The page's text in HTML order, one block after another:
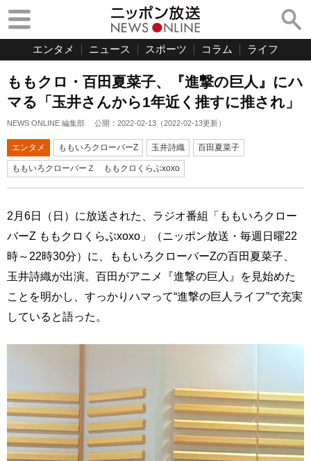
エンタメ ニュース スポーツ コラム ライフ
ももクロ・百田夏菜子、『進撃の巨人』にハ
マる「玉井さんから1年近く推すに推され」
NEWS ONLINE 編集部 公開： 2022-02-13 （2022-02-13更新）
エンタメ ももいろクローバーZ 玉井詩織 百田夏菜子
ももいろクローバーＺ ももクロくらぶxoxo
2月6日（日）に放送された、ラジオ番組「ももいろクロー
バーZ ももクロくらぶxoxo」（ニッポン放送・毎週日曜22
時～22時30分）に、ももいろクローバーZの百田夏菜子、
玉井詩織が出演。百田がアニメ『進撃の巨人』を見始めた
ことを明かし、すっかりハマって“進撃の巨人ライフ”で充実
していると語った。